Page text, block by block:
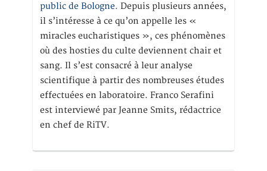
public de Bologne. Depuis plusieurs années,
il s’intéresse à ce qu’on appelle les «
miracles eucharistiques », ces phénomènes
où des hosties du culte deviennent chair et
sang. Il s’est consacré à leur analyse
scientifique à partir des nombreuses études
effectuées en laboratoire. Franco Serafini
est interviewé par Jeanne Smits, rédactrice
en chef de RiTV.